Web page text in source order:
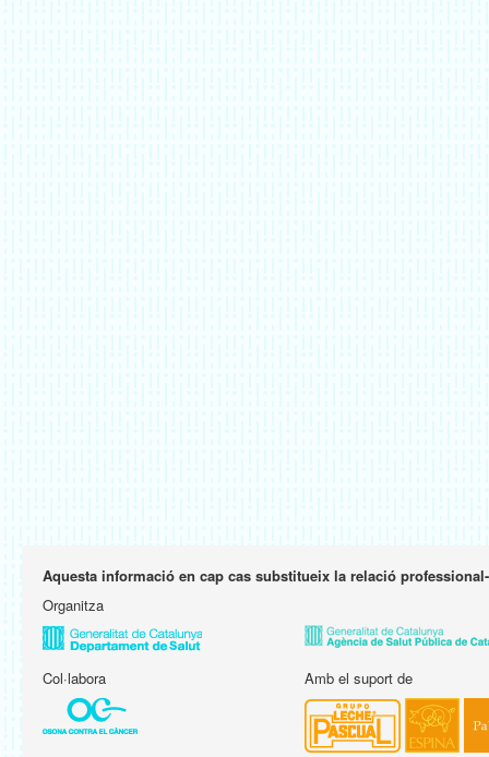
Aquesta informació en cap cas substitueix la relació
Organitza
Col·labora Amb el suport de